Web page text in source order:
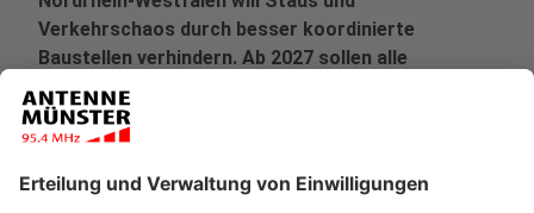
Verkehrschaos durch besser koordinierte
Baustellen verhindern. Ab 2027 sollen alle
Kommunen ihre geplanten Baustellen verpflichtend
digital melden.